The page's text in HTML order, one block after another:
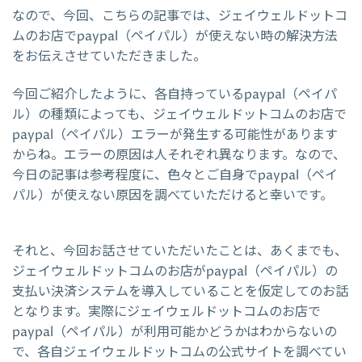
なので、今回、こちらの記事では、ジェイウェルドットコ
ムのお店でpaypal（ペイパル）が使えない時の解決方法
をお伝えさせていただきました。
今回ご紹介したように、各自持っているpaypal（ペイパ
ル）の種類によっても、ジェイウェルドットコムのお店で
paypal（ペイパル）エラーが発生する可能性があります
からね。エラーの原因は人それぞれ異なります。なので、
今日の記事は参考程度に、色々とご自身でpaypal（ペイ
パル）が使えない原因を調べていただけると幸いです。
それと、今回お話させていただいたことは、あくまでも、
ジェイウェルドットコムのお店がpaypal（ペイパル）の
支払い決済システムを導入していることを仮定してのお話
となります。実際にジェイウェルドットコムのお店で
paypal（ペイパル）が利用可能かどうかはわからないの
で、各自ジェイウェルドットコムの公式サイトを調べてい